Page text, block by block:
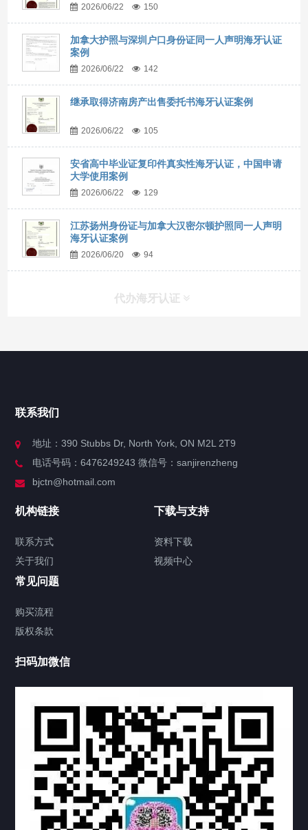
2026/06/22 150
加拿大护照与深圳户口身份证同一人声明海牙认证
案例
2026/06/22 142
继承取得济南房产出售委托书海牙认证案例
2026/06/22 105
安省高中毕业证复印件真实性海牙认证，中国申请
大学使用案例
2026/06/22 129
江苏扬州身份证与加拿大汉密尔顿护照同一人声明
海牙认证案例
2026/06/20 94
代办海牙认证
服务分类
签署类文件海牙认证程序费用
视频中心
热门标签 TAG
机构链接
联系方式 关于我们
下载与支持
资料下载 视频中心
联系我们
地址：390 Stubbs Dr, North York, ON M2L 2T9
电话号码：6476249243 微信号：sanjirenzheng
bjctn@hotmail.com
机构链接
联系方式
关于我们
下载与支持
资料下载
视频中心
常见问题
购买流程
版权条款
扫码加微信